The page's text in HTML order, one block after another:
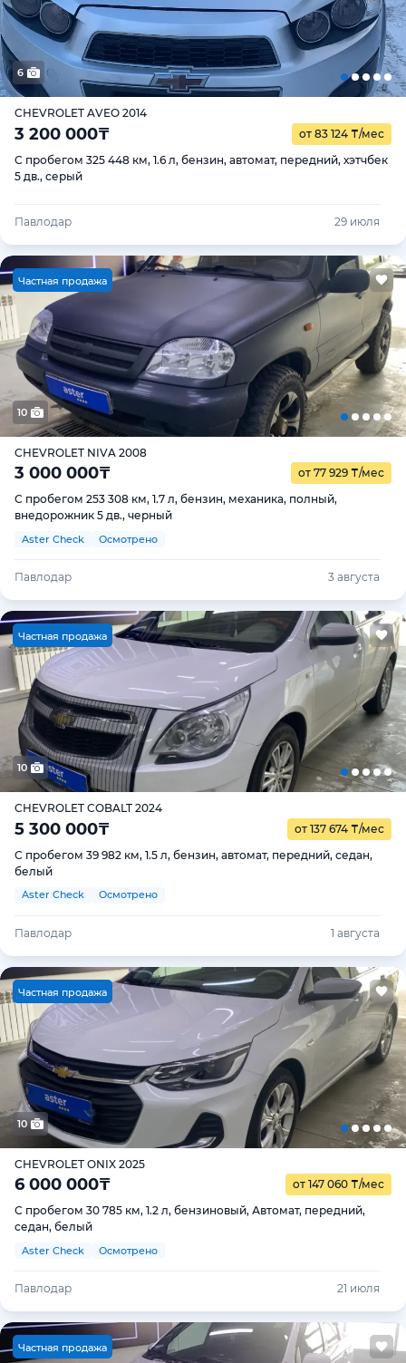
6
CHEVROLET AVEO 2014
3 200 000₸ от 83 124 ₸/мес
С пробегом 325 448 км, 1.6 л, бензин, автомат, передний, хэтчбек
5 дв., серый
Павлодар 29 июля
Частная продажа
10
CHEVROLET NIVA 2008
3 000 000₸ от 77 929 ₸/мес
С пробегом 253 308 км, 1.7 л, бензин, механика, полный,
внедорожник 5 дв., черный
Aster Check Осмотрено
Павлодар 3 августа
Частная продажа
10
CHEVROLET COBALT 2024
5 300 000₸ от 137 674 ₸/мес
С пробегом 39 982 км, 1.5 л, бензин, автомат, передний, седан,
белый
Aster Check Осмотрено
Павлодар 1 августа
Частная продажа
10
CHEVROLET ONIX 2025
6 000 000₸ от 147 060 ₸/мес
С пробегом 30 785 км, 1.2 л, бензиновый, Автомат, передний,
седан, белый
Aster Check Осмотрено
Павлодар 21 июля
Частная продажа